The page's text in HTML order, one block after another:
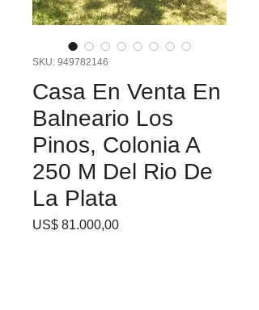
SKU: 949782146
Casa En Venta En
Balneario Los
Pinos, Colonia A
250 M Del Rio De
La Plata
US$ 81.000,00Precio